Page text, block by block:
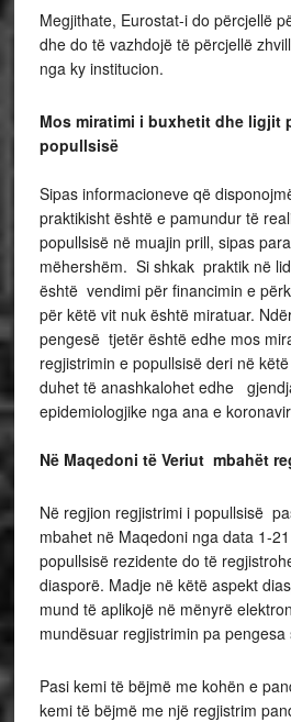
Megjithate, Eurostat-i do përcjellë
dhe do të vazhdojë të përcjellë
nga ky institucion.
Mos miratimi i buxhetit dhe ligjit
popullsisë
Sipas informacioneve që
praktikisht është e pamundur të
popullsisë në muajin prill, sipas
mëhershëm. Si shkak praktik në
është vendimi për financimin e
për këtë vit nuk është miratuar.
pengesë tjetër është edhe mos
regjistrimin e popullsisë deri në
duhet të anashkalohet edhe
epidemiologjike nga ana e
Në Maqedoni të Veriut mbahët
Në regjion regjistrimi i popullsisë
mbahet në Maqedoni nga data 1-
popullsisë rezidente do të
diasporë. Madje në këtë aspekt
mund të aplikojë në mënyrë
mundësuar regjistrimin pa pengesa
Pasi kemi të bëjmë me kohën e
kemi të bëjmë me një regjistrim